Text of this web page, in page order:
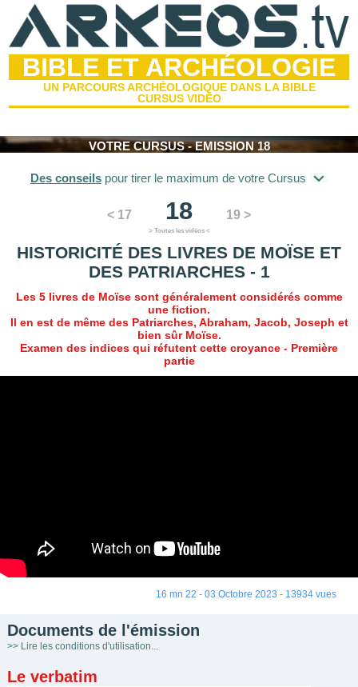
BIBLE ET ARCHÉOLOGIE
UN PARCOURS ARCHÉOLOGIQUE DANS LA BIBLE
CURSUS VIDÉO
VOTRE CURSUS - EMISSION 18
Des conseilspour tirer le maximum de votre Cursus
< 17 18 19 >
> Toutes les vidéos <
HISTORICITÉ DES LIVRES DE MOÏSE ET
DES PATRIARCHES - 1
Les 5 livres de Moïse sont généralement considérés comme
une fiction.
Il en est de même des Patriarches, Abraham, Jacob, Joseph et
bien sûr Moïse.
Examen des indices qui réfutent cette croyance - Première
partie
16 mn 22 - 03 Octobre 2023 - 13934 vues
Documents de l'émission
>> Lire les conditions d'utilisation...
Le verbatim